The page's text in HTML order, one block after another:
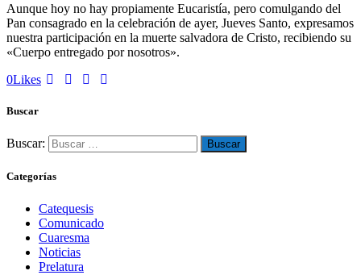
Aunque hoy no hay propiamente Eucaristía, pero comulgando del
Pan consagrado en la celebración de ayer, Jueves Santo, expresamos
nuestra participación en la muerte salvadora de Cristo, recibiendo su
«Cuerpo entregado por nosotros».
0Likes
Buscar
Buscar:
Categorías
Catequesis
Comunicado
Cuaresma
Noticias
Prelatura